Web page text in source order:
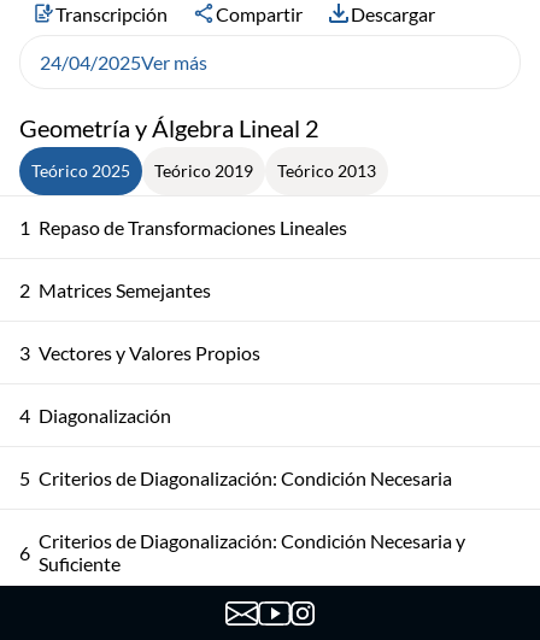
Geometría y Álgebra Lineal 2
Teórico 2025 Teórico 2019 Teórico 2013
1 Repaso de Transformaciones Lineales
2 Matrices Semejantes
3 Vectores y Valores Propios
4 Diagonalización
5 Criterios de Diagonalización: Condición Necesaria
6 Criterios de Diagonalización: Condición Necesaria y
Suficiente
Criterios de Diagonalización: Ejemplo
Transcripción Compartir Descargar
24/04/2025Ver más